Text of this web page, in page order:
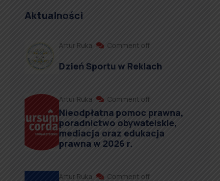
Aktualności
Artur Ruka Comment off
Dzień Sportu w Reklach
Artur Ruka Comment off
Nieodpłatna pomoc prawna,
poradnictwo obywatelskie,
mediacja oraz edukacja
prawna w 2026 r.
Artur Ruka Comment off